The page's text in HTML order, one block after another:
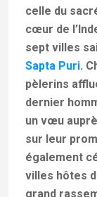
celle du
cœur de
sept villes
Sapta Puri.
pèlerins
dernier
un vœu
sur leur
également
villes hôtes
grand